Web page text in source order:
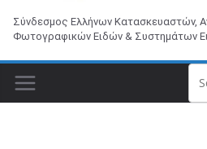
Σύνδεσμος Ελλήνων Κατασκευαστών,
Φωτογραφικών Ειδών & Συστημάτων